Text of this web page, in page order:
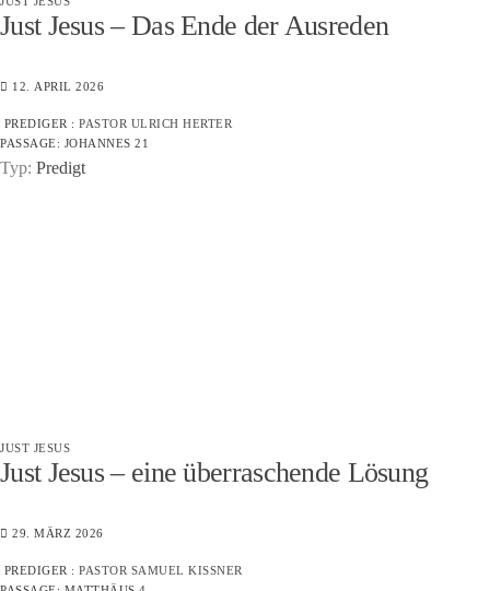
Just Jesus – Das Ende der Ausreden
12. APRIL 2026
PREDIGER : PASTOR ULRICH HERTER
PASSAGE: JOHANNES 21
Typ: Predigt
JUST JESUS
Just Jesus – eine überraschende Lösung
29. MÄRZ 2026
PREDIGER : PASTOR SAMUEL KISSNER